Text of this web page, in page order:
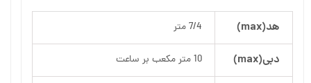
هد(max) 7/4 متر
دبی(max) 10 متر مکعب بر ساعت